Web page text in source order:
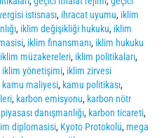
istisnası, ihracat uyumu, iklim
, iklim değişikliği hukuku, iklim
, iklim finansmanı, iklim hukuku
iklim müzakereleri, iklim politikaları,
iklim yönetişimi, iklim zirvesi
kamu maliyesi, kamu politikası,
, karbon emisyonu, karbon nötr
danışmanlığı, karbon ticareti,
diplomasisi, Kyoto Protokolü, mega